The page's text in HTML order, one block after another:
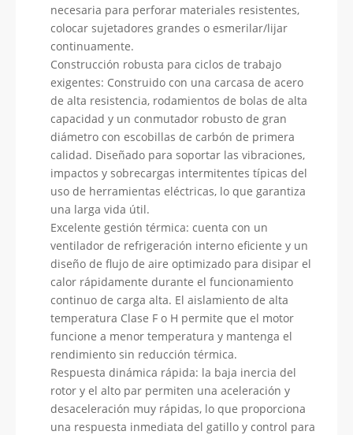
necesaria para perforar materiales resistentes,
colocar sujetadores grandes o esmerilar/lijar
continuamente.
Construcción robusta para ciclos de trabajo
exigentes: Construido con una carcasa de acero
de alta resistencia, rodamientos de bolas de alta
capacidad y un conmutador robusto de gran
diámetro con escobillas de carbón de primera
calidad. Diseñado para soportar las vibraciones,
impactos y sobrecargas intermitentes típicas del
uso de herramientas eléctricas, lo que garantiza
una larga vida útil.
Excelente gestión térmica: cuenta con un
ventilador de refrigeración interno eficiente y un
diseño de flujo de aire optimizado para disipar el
calor rápidamente durante el funcionamiento
continuo de carga alta. El aislamiento de alta
temperatura Clase F o H permite que el motor
funcione a menor temperatura y mantenga el
rendimiento sin reducción térmica.
Respuesta dinámica rápida: la baja inercia del
rotor y el alto par permiten una aceleración y
desaceleración muy rápidas, lo que proporciona
una respuesta inmediata del gatillo y control para